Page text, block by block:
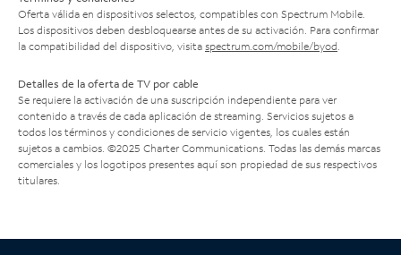
Oferta válida en dispositivos selectos, compatibles con Spectrum Mobile.
Los dispositivos deben desbloquearse antes de su activación. Para confirmar
la compatibilidad del dispositivo, visita spectrum.com/mobile/byod
Detalles de la oferta de TV por cable
Se requiere la activación de una suscripción independiente para ver
contenido a través de cada aplicación de streaming. Servicios sujetos a
todos los términos y condiciones de servicio vigentes, los cuales están
sujetos a cambios. ©2025 Charter Communications. Todas las demás marcas
comerciales y los logotipos presentes aquí son propiedad de sus respectivos
titulares.